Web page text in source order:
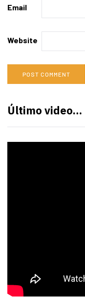
Email
Website
Último video…